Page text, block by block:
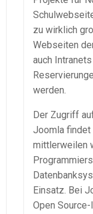
zu wirklich
Webseiten
auch
werden.
Der Zugriff
Joomla findet
mittlerweilen
Einsatz. Bei
Open